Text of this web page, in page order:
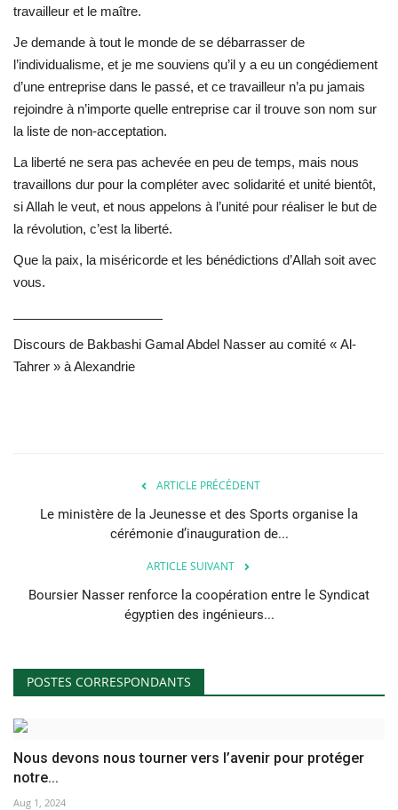
travailleur et le maître.
Je demande à tout le monde de se débarrasser de
l’individualisme, et je me souviens qu’il y a eu un congédiement
d’une entreprise dans le passé, et ce travailleur n’a pu jamais
rejoindre à n’importe quelle entreprise car il trouve son nom sur
la liste de non-acceptation.
La liberté ne sera pas achevée en peu de temps, mais nous
travaillons dur pour la compléter avec solidarité et unité bientôt,
si Allah le veut, et nous appelons à l’unité pour réaliser le but de
la révolution, c’est la liberté.
Que la paix, la miséricorde et les bénédictions d’Allah soit avec
vous.
Discours de Bakbashi Gamal Abdel Nasser au comité « Al-
Tahrer » à Alexandrie
ARTICLE PRÉCÉDENT
Le ministère de la Jeunesse et des Sports organise la
cérémonie d’inauguration de...
ARTICLE SUIVANT
Boursier Nasser renforce la coopération entre le Syndicat
égyptien des ingénieurs...
POSTES CORRESPONDANTS
Nous devons nous tourner vers l’avenir pour protéger
notre...
Aug 1, 2024